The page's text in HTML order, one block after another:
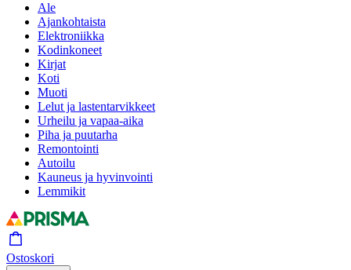
Ale
Ajankohtaista
Elektroniikka
Kodinkoneet
Kirjat
Koti
Muoti
Lelut ja lastentarvikkeet
Urheilu ja vapaa-aika
Piha ja puutarha
Remontointi
Autoilu
Kauneus ja hyvinvointi
Lemmikit
Ostoskori